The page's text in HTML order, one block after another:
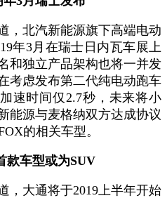
，北汽新能源旗下高端电动
年3月在瑞士日内瓦车展上
和独立产品架构也将一并发
考虑发布第二代纯电动跑车
速时间仅2.7秒，未来将小
能源与麦格纳双方达成协议
的相关车型。
款车型或为SUV
，大通将于2019上半年开始